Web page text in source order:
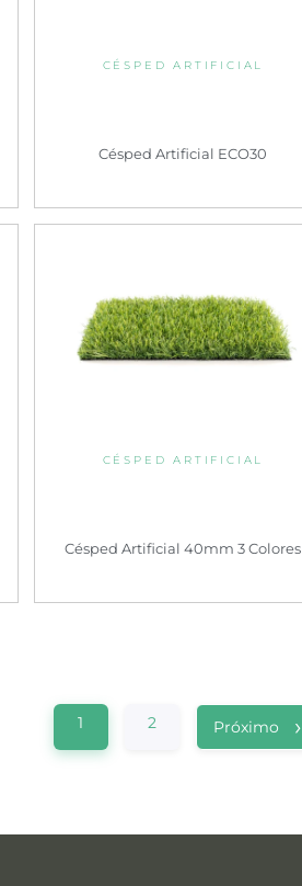
CÉSPED ARTIFICIAL
Césped Artificial ECO30
CÉSPED ARTIFICIAL
Césped Artificial 40mm 3 Colores
1 2 Próximo